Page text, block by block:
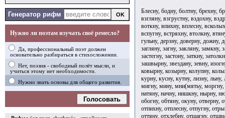
Генератор рифм
Нужно ли поэтам изучать своё ремесло?
Да, профессиональный поэт должен
основательно разбираться в стихосложении.
Нет, поэзия - свободный полёт мысли, и
учиться этому нет необходимости.
Нужно знать основы для общего развития.
Голосовать
Блесну, бодну, болтну, брехну,
взгляну, взгрустну, вздохну,
воткну, впихну, вплесну,
вспугну, встряхну, втолкну,
гульну, дерзну, доверну, дожну,
загляну, загну, закляну, замкну,
застегну, застону, заткну,
зашвырну, звездану, зевну,
ковырну, козырну, колупну,
курну, кусну, кутну, лизну,
мигну, мину, мни(мятьу, моргну,
натяну, начну, нишкну, нырну,
обогну, обтяну, окуну, отверну,
отпихну, отплесну, отпугну,
оттяну, отхлебну, отшагну,